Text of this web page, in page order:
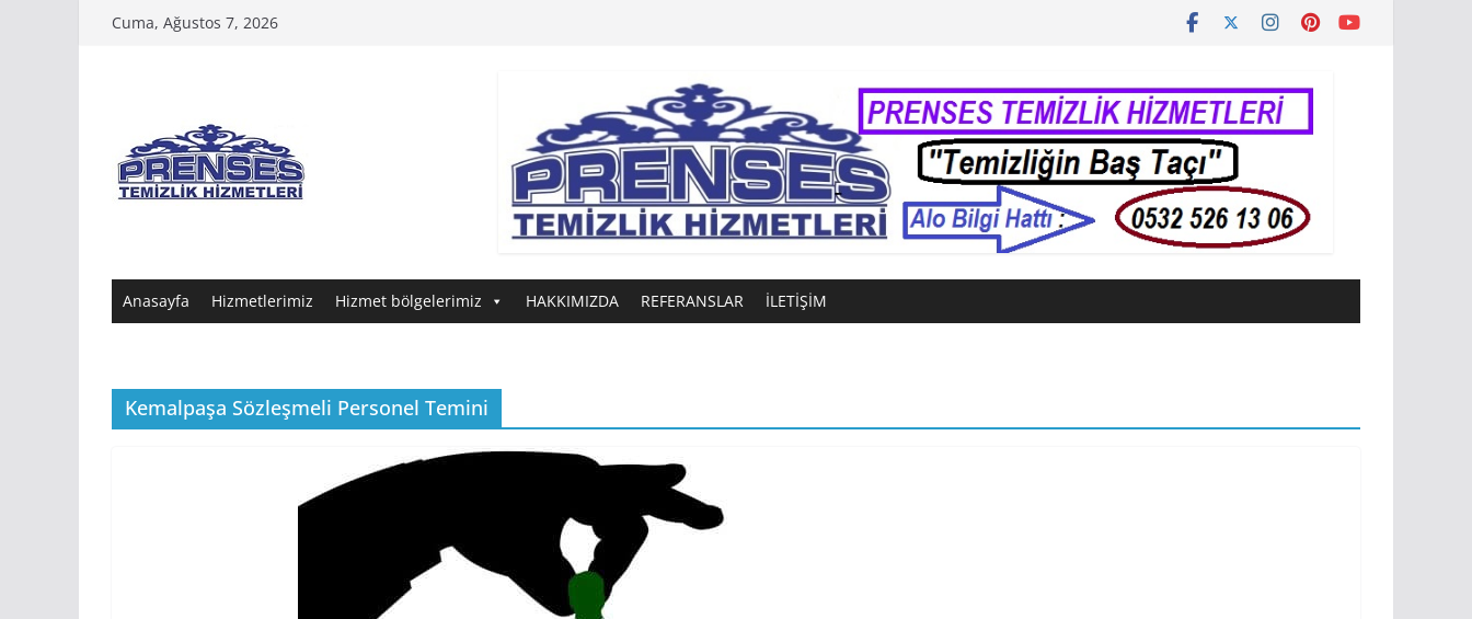
Cuma, Ağustos 7, 2026
Anasayfa Hizmetlerimiz Hizmet bölgelerimiz HAKKIMIZDA REFERANSLAR İLETİŞİM
Kemalpaşa Sözleşmeli Personel Temini